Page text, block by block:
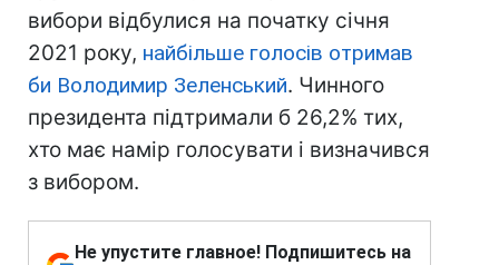
вибори відбулися на початку січня
2021 року, найбільше голосів отримав
би Володимир Зеленський. Чинного
президента підтримали б 26,2% тих,
хто має намір голосувати і визначився
з вибором.
Не упустите главное! Подпишитесь на